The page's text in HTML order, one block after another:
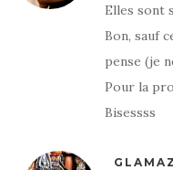
Elles sont
Bon, sauf
pense (je
Pour la
Bisessss